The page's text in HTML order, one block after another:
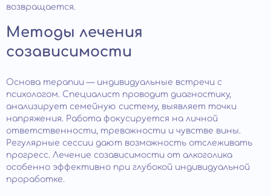
возвращается.
Методы лечения
созависимости
Основа терапии — индивидуальные встречи с
психологом. Специалист проводит диагностику,
анализирует семейную систему, выявляет точки
напряжения. Работа фокусируется на личной
ответственности, тревожности и чувстве вины.
Регулярные сессии дают возможность отслеживать
прогресс. Лечение созависимости от алкоголика
особенно эффективно при глубокой индивидуальной
проработке.